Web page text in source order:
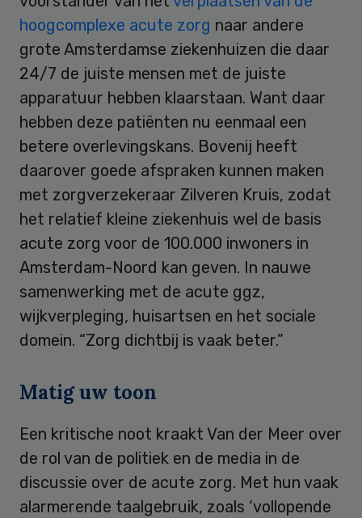
hoogcomplexe acute zorg naar andere
grote Amsterdamse ziekenhuizen die daar
24/7 de juiste mensen met de juiste
apparatuur hebben klaarstaan. Want daar
hebben deze patiënten nu eenmaal een
betere overlevingskans. Bovenij heeft
daarover goede afspraken kunnen maken
met zorgverzekeraar Zilveren Kruis, zodat
het relatief kleine ziekenhuis wel de basis
acute zorg voor de 100.000 inwoners in
Amsterdam-Noord kan geven. In nauwe
samenwerking met de acute ggz,
wijkverpleging, huisartsen en het sociale
domein. “Zorg dichtbij is vaak beter.”
Matig uw toon
Een kritische noot kraakt Van der Meer over
de rol van de politiek en de media in de
discussie over de acute zorg. Met hun vaak
alarmerende taalgebruik, zoals ‘vollopende